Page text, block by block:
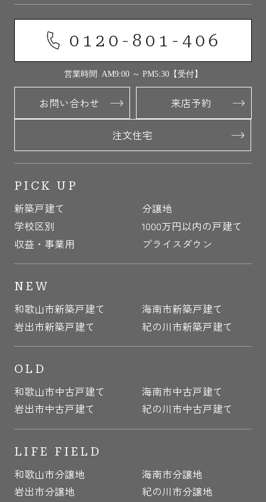
0120-801-406
営業時間 AM9:00 ～ PM5:30【受付】
お問い合わせ 来店予約
注文住宅
PICK UP
新築戸建て
分譲地
学校区別
1000万円以内の戸建て
収益・事業用
プライスダウン
NEW
和歌山市新築戸建て
海南市新築戸建て
岩出市新築戸建て
紀の川市新築戸建て
OLD
和歌山市中古戸建て
海南市中古戸建て
岩出市中古戸建て
紀の川市中古戸建て
LIFE FIELD
和歌山市分譲地
海南市分譲地
岩出市分譲地
紀の川市分譲地